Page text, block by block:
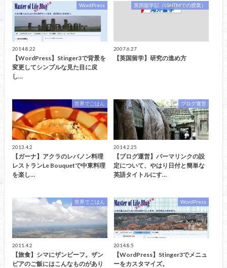
WordPress
2014.8.22
【WordPress】Stinger3で背景を
変更してシンプルな見た目に戻
し…
英国留学記（LSHTMでの授業）
2007.6.27
【英国留学】研究の進め方
世界でごはん
2013.4.2
【ガーナ】アクラのレバノン料理
レストランLe Bouquetで中東料理
を楽し…
ブログ運営
2014.2.25
【ブログ運営】パーマリンクの設
定について、やはり日付と簡単な
英語タイトルにす…
世界でごはん
2011.4.2
【旅食】シマにザンビーフ。ザン
ビアのご飯にはこんなものがあり
WordPress
2014.8.5
【WordPress】Stinger3でメニュ
ーをカスタマイズ。